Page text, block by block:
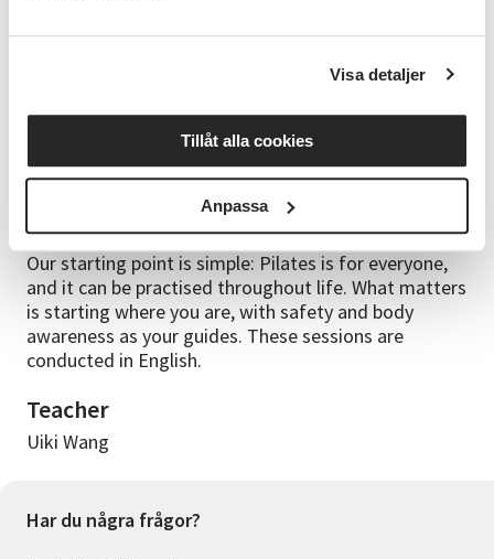
Visa detaljer
Tillåt alla cookies
Anpassa
Together we'll cover:
resistance (springs) on a Reformer safely Why a
strong core is the foundation for safe movement
Who Pilates is suited to — in short: just about anyone
exercises that show what they mean in the body
Good to know
Our starting point is simple: Pilates is for everyone,
and it can be practised throughout life. What matters
is starting where you are, with safety and body
awareness as your guides. These sessions are
conducted in English.
Teacher
Uiki Wang
Har du några frågor?